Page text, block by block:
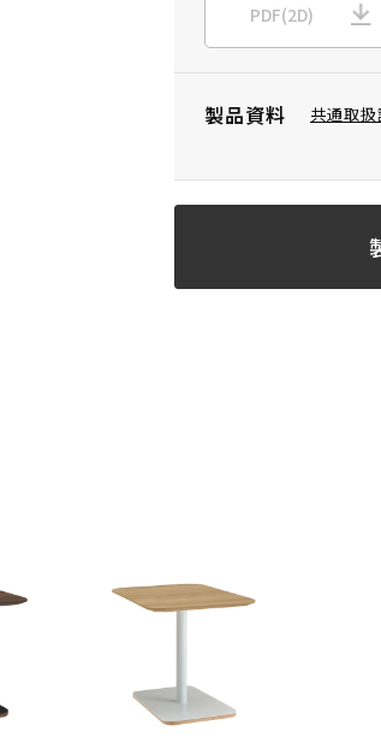
PDF(2D)
製品資料 共通取